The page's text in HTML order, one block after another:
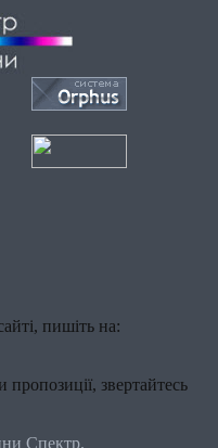
пишіть на:
звертайтесь
Спектр.